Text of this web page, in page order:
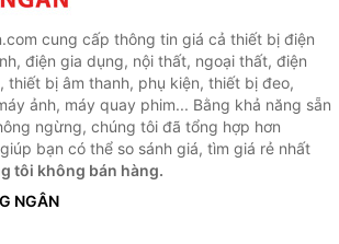
cung cấp thông tin giá cả thiết bị điện
điện gia dụng, nội thất, ngoại thất, điện
thiết bị âm thanh, phụ kiện, thiết bị đeo,
ảnh, máy quay phim... Bằng khả năng sẵn
ngừng, chúng tôi đã tổng hợp hơn
bạn có thể so sánh giá, tìm giá rẻ nhất
tôi không bán hàng.
NGÂN